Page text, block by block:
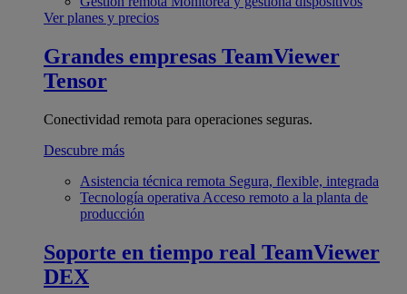
Ver planes y precios
Grandes empresas TeamViewer
Tensor
Conectividad remota para operaciones seguras.
Descubre más
Asistencia técnica remota Segura, flexible, integrada
Tecnología operativa Acceso remoto a la planta de
producción
Soporte en tiempo real TeamViewer
DEX